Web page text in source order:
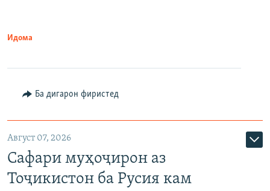
Идома
Ба дигарон фиристед
Август 07, 2026
Сафари муҳоҷирон аз
Тоҷикистон ба Русия кам